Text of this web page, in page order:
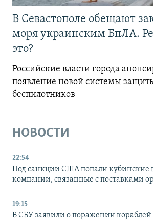
В Севастополе обещают
моря украинским БпЛА.
это?
Российские власти города
появление новой системы
беспилотников
НОВОСТИ
22:54
Под санкции США попали кубинские
компании, связанные с поставками
19:15
В СБУ заявили о поражении кораблей